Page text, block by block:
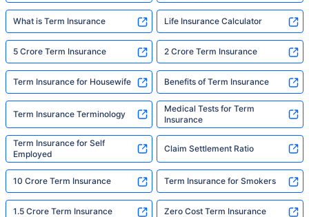
What is Term Insurance Life Insurance Calculator
5 Crore Term Insurance 2 Crore Term Insurance
Term Insurance for Housewife Benefits of Term Insurance
Term Insurance Terminology
Medical Tests for Term
Insurance
Term Insurance for Self
Employed
Claim Settlement Ratio
10 Crore Term Insurance Term Insurance for Smokers
1.5 Crore Term Insurance Zero Cost Term Insurance